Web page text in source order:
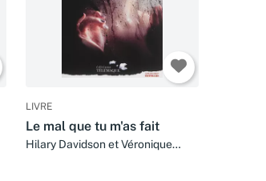
LIVRE
Le mal que tu m'as fait
Hilary Davidson et Véronique